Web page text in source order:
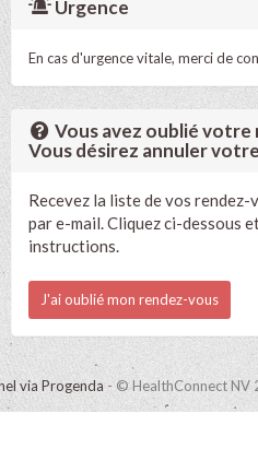
Urgence
En cas d'urgence vitale, merci de
Vous avez oublié votre
Vous désirez annuler
Recevez la liste de vos
par e-mail. Cliquez ci-dessous
instructions.
J'ai oublié mon rendez-vous
via Progenda - © HealthConnect